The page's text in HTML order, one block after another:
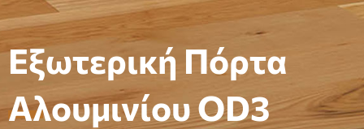
Εξωτερική Πόρτα
Αλουμινίου OD3